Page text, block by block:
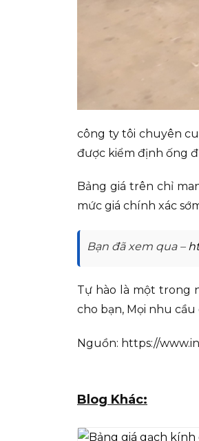
công ty tôi chuyên
được kiểm định ống
Bảng giá trên chỉ
mức giá chính xác
Bạn đã xem qua –
Tự hào là một trong
cho bạn, Mọi nhu
Nguồn: https://
Blog Khác: